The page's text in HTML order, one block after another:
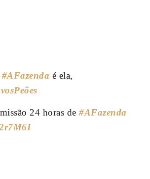
#AFazenda é ela,
24 horas de #AFazenda